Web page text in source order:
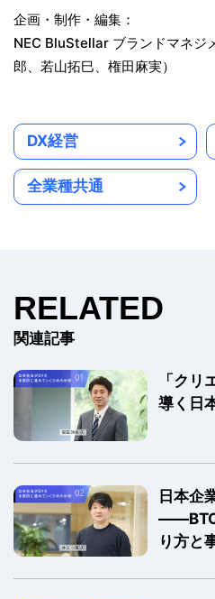
企画・制作・編集：
NEC BluStellar ブランドマネジ
郎、若山拓巳、権田麻実）
DX経営
全業種共通
RELATED
関連記事
「ク
導く日
日本企
――BTC
り方と